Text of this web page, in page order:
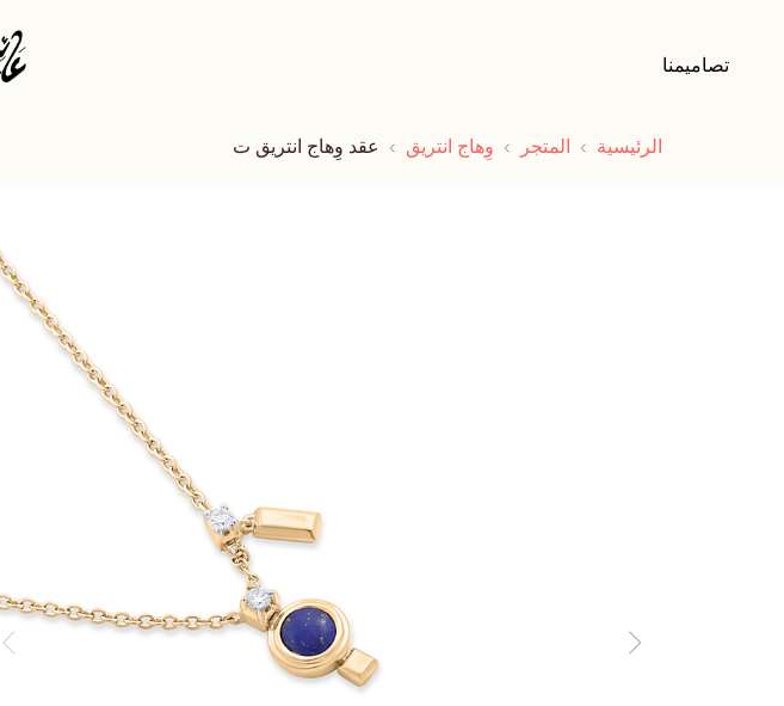
تصاميمنا
الرئيسية المتجر وِهاج انتريق عقد وِهاج انتريق ت